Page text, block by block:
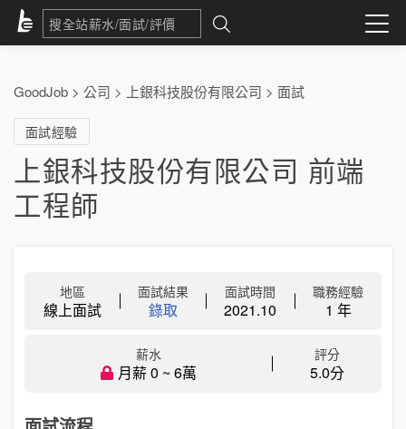
GoodJob > 公司 > 上銀科技股份有限公司 > 面試
面試經驗
上銀科技股份有限公司 前端
工程師
地區
線上面試
面試結果
錄取
面試時間
2021.10
職務經驗
1 年
薪水
月薪 0 ~ 6萬
評分
5.0分